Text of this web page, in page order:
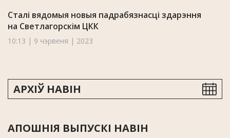
Сталі вядомыя новыя падрабязнасці здарэння
на Светлагорскім ЦКК
10:13 | 9 чэрвеня | 2023
АРХІЎ НАВІН
АПОШНІЯ ВЫПУСКІ НАВІН